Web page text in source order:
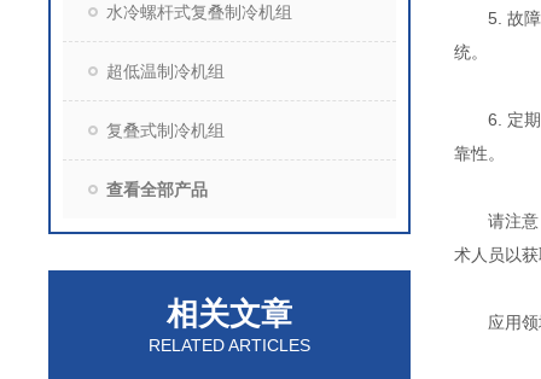
水冷螺杆式复叠制冷机组
超低温制冷机组
复叠式制冷机组
查看全部产品
相关文章
RELATED ARTICLES
5. 故障排
统。
6. 定期维
靠性。
请注意，
术人员以
应用领